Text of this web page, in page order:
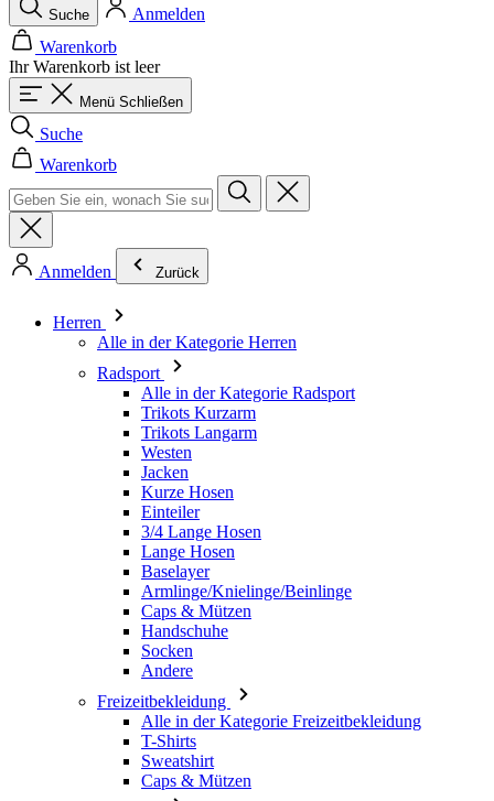
Suche
Anmelden
Warenkorb
Ihr Warenkorb ist leer
Menü Schließen
Suche
Warenkorb
Anmelden Zurück
Herren
Alle in der Kategorie Herren
Radsport
Alle in der Kategorie Radsport
Trikots Kurzarm
Trikots Langarm
Westen
Jacken
Kurze Hosen
Einteiler
3/4 Lange Hosen
Lange Hosen
Baselayer
Armlinge/Knielinge/Beinlinge
Caps & Mützen
Handschuhe
Socken
Andere
Freizeitbekleidung
Alle in der Kategorie Freizeitbekleidung
T-Shirts
Sweatshirt
Caps & Mützen